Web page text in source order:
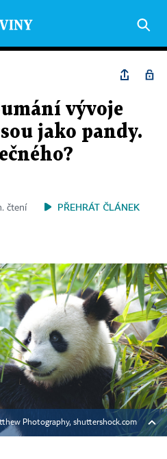
vývoje
jako pandy.
čtení PŘEHRÁT ČLÁNEK
Photography, shuttershock.com